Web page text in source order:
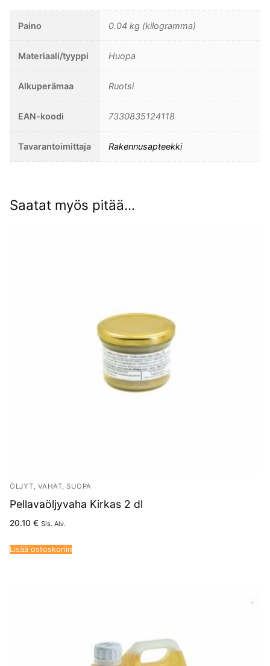
Paino 0.04 kg (kilogramma)
Materiaali/tyyppi Huopa
Alkuperämaa Ruotsi
EAN-koodi 7330835124118
Tavarantoimittaja Rakennusapteekki
Saatat myös pitää...
ÖLJYT, VAHAT, SUOPA
Pellavaöljyvaha Kirkas 2 dl
20.10 € Sis. Alv.
Lisää ostoskoriin